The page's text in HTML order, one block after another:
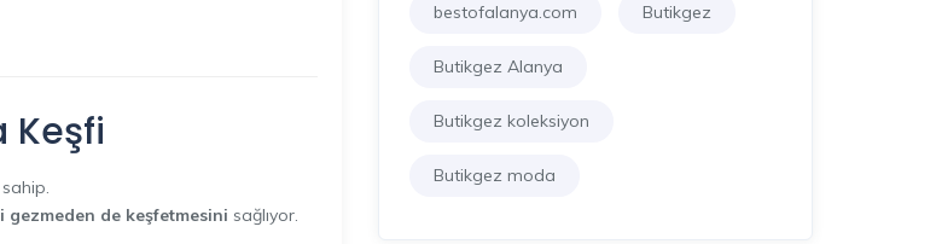
Keşfi
de keşfetmesini sağlıyor.
bestofalanya.com Butikgez
Butikgez Alanya
Butikgez koleksiyon
Butikgez moda